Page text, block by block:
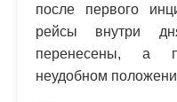
после первого
рейсы внутри
перенесены, а
неудобном